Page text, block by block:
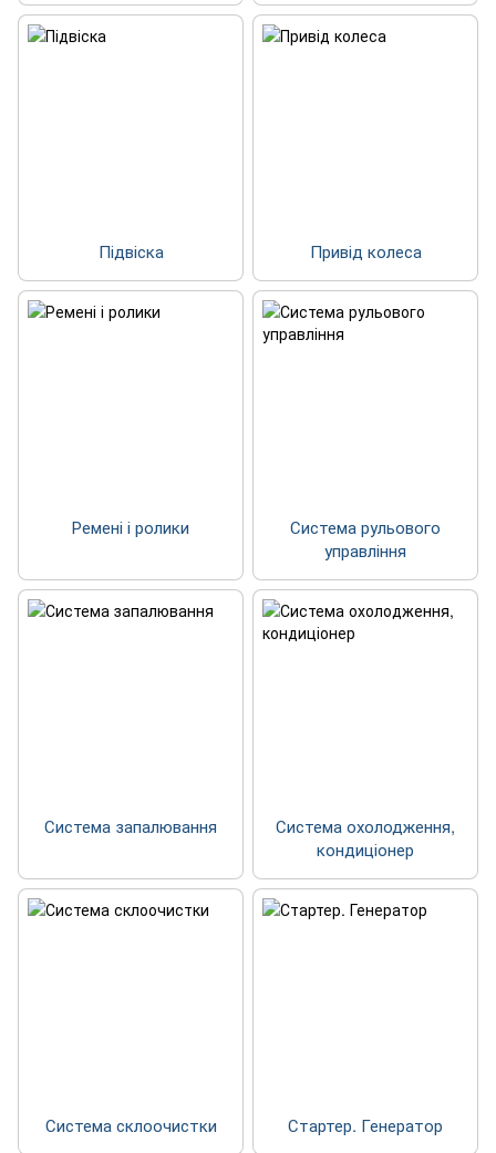
Підвіска Привід колеса
Ремені і ролики
Система рульового
управління
Система запалювання
Система охолодження,
кондиціонер
Система склоочистки Стартер. Генератор